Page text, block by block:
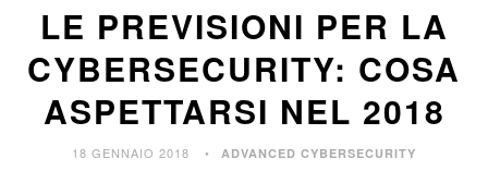
LE PREVISIONI PER LA
CYBERSECURITY: COSA
ASPETTARSI NEL 2018
18 GENNAIO 2018 ADVANCED CYBERSECURITY